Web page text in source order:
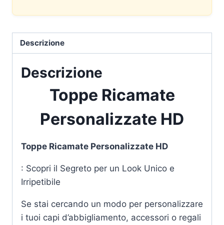
Descrizione
Descrizione
Toppe Ricamate
Personalizzate HD
Toppe Ricamate Personalizzate HD
: Scopri il Segreto per un Look Unico e
Irripetibile
Se stai cercando un modo per personalizzare
i tuoi capi d’abbigliamento, accessori o regali